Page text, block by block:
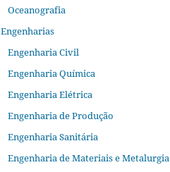
Oceanografia
Engenharias
Engenharia Civil
Engenharia Química
Engenharia Elétrica
Engenharia de Produção
Engenharia Sanitária
Engenharia de Materiais e Metalurgia